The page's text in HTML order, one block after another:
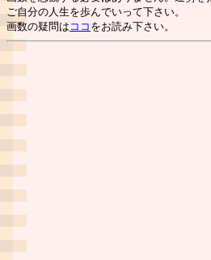
ご自分の人生を歩んでいって下さい。
画数の疑問は ココ をお読み下さい。